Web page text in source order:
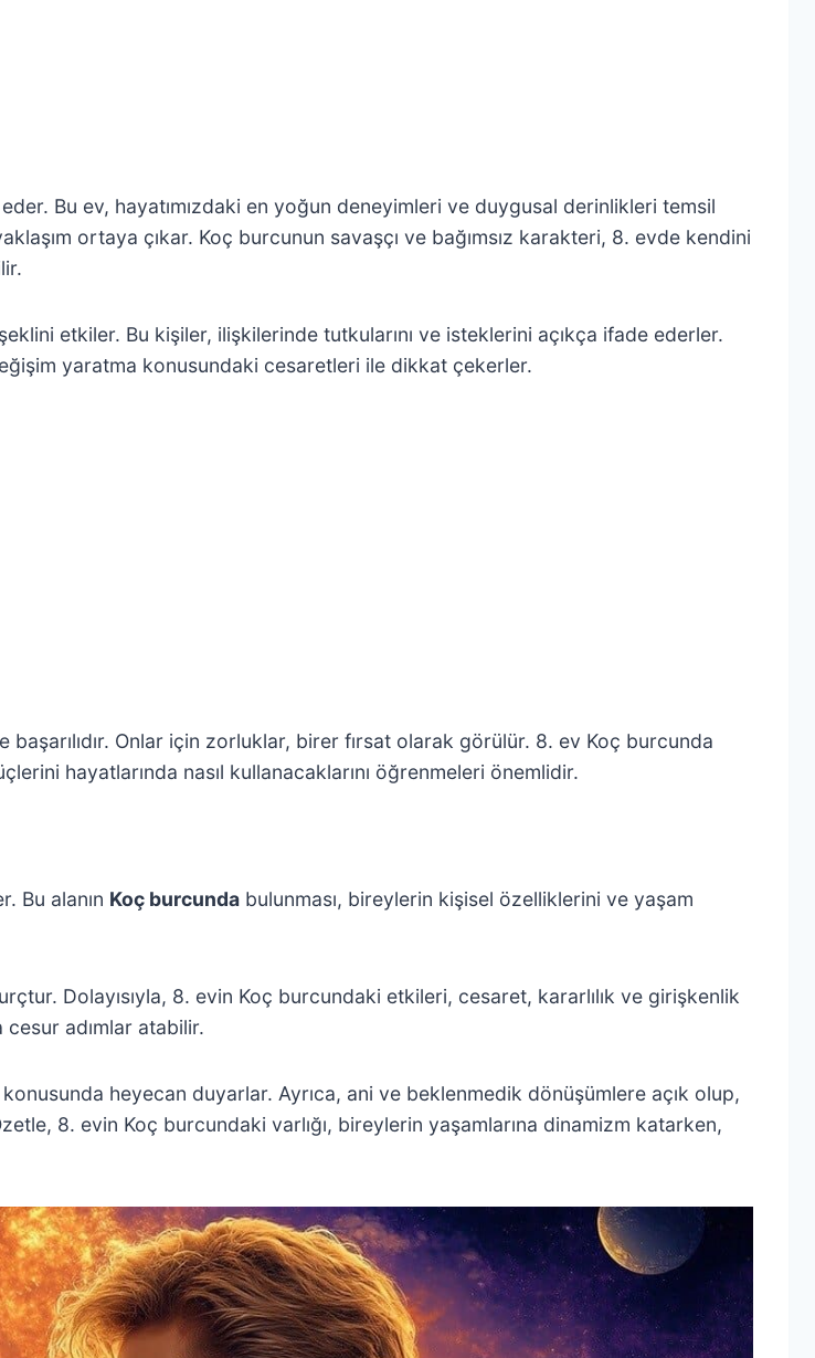
Bu ev, hayatımızdaki en yoğun deneyimleri ve duygusal derinlikleri temsil
ortaya çıkar. Koç burcunun savaşçı ve bağımsız karakteri, 8. evde kendini
etkiler. Bu kişiler, ilişkilerinde tutkularını ve isteklerini açıkça ifade ederler.
yaratma konusundaki cesaretleri ile dikkat çekerler.
Onlar için zorluklar, birer fırsat olarak görülür. 8. ev Koç burcunda
hayatlarında nasıl kullanacaklarını öğrenmeleri önemlidir.
Bu alanın Koç burcunda bulunması, bireylerin kişisel özelliklerini ve yaşam
Dolayısıyla, 8. evin Koç burcundaki etkileri, cesaret, kararlılık ve girişkenlik
adımlar atabilir.
heyecan duyarlar. Ayrıca, ani ve beklenmedik dönüşümlere açık olup,
8. evin Koç burcundaki varlığı, bireylerin yaşamlarına dinamizm katarken,